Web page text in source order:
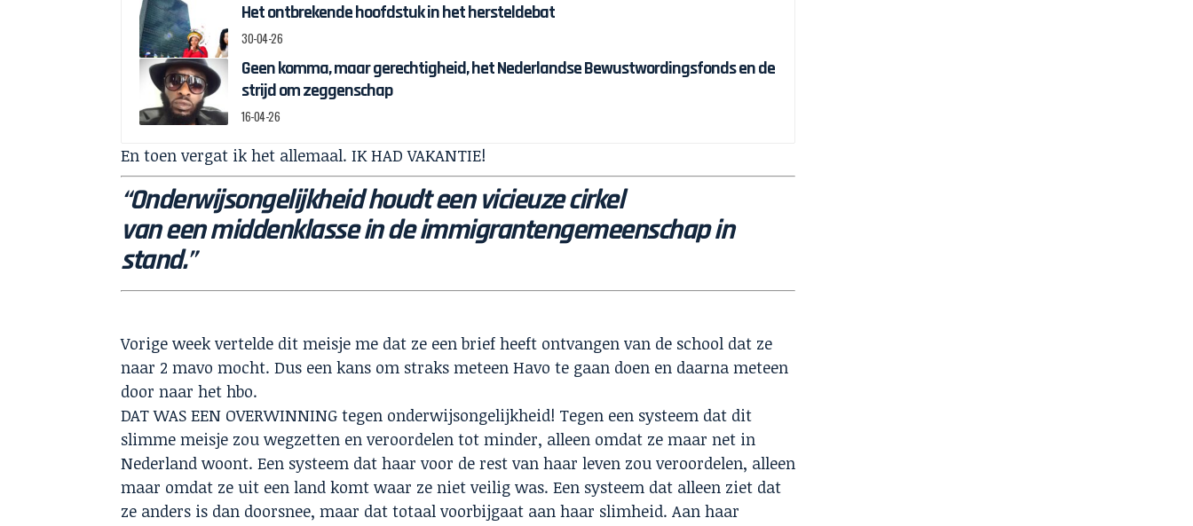
Het ontbrekende hoofdstuk in het hersteldebat
30-04-26
Geen komma, maar gerechtigheid, het Nederlandse Bewustwordingsfonds en de
strijd om zeggenschap
16-04-26
En toen vergat ik het allemaal. IK HAD VAKANTIE!
“Onderwijsongelijkheid houdt een vicieuze cirkel
van een middenklasse in de immigrantengemeenschap in
stand.”
Vorige week vertelde dit meisje me dat ze een brief heeft ontvangen van de school dat ze
naar 2 mavo mocht. Dus een kans om straks meteen Havo te gaan doen en daarna meteen
door naar het hbo.
DAT WAS EEN OVERWINNING tegen onderwijsongelijkheid! Tegen een systeem dat dit
slimme meisje zou wegzetten en veroordelen tot minder, alleen omdat ze maar net in
Nederland woont. Een systeem dat haar voor de rest van haar leven zou veroordelen, alleen
maar omdat ze uit een land komt waar ze niet veilig was. Een systeem dat alleen ziet dat
ze anders is dan doorsnee, maar dat totaal voorbijgaat aan haar slimheid. Aan haar